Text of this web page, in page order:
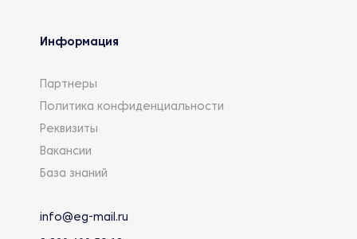
Информация
Партнеры
Политика конфиденциальности
Реквизиты
Вакансии
База знаний
info@eg-mail.ru